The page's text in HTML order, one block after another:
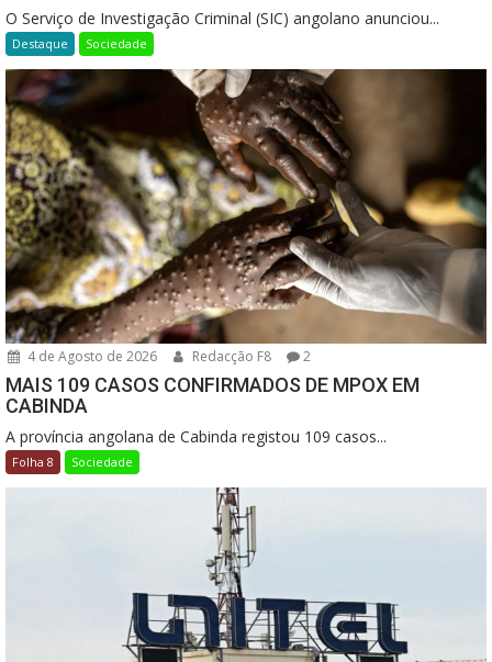
O Serviço de Investigação Criminal (SIC) angolano anunciou...
Destaque Sociedade
4 de Agosto de 2026 Redacção F8 2
MAIS 109 CASOS CONFIRMADOS DE MPOX EM
CABINDA
A província angolana de Cabinda registou 109 casos...
Folha 8 Sociedade